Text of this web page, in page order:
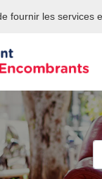
des services publics ou
fournir les services